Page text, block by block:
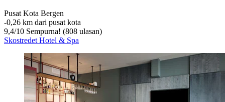
Pusat Kota Bergen
‐0,26 km dari pusat kota
9,4/10 Sempurna! (808 ulasan)
Skostredet Hotel & Spa